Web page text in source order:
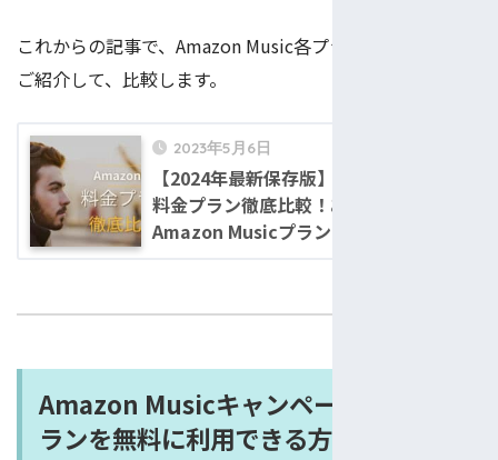
これからの記事で、Amazon Music各プランをより詳しく
ご紹介して、比較します。
2023年5月6日
【2024年最新保存版】Amazon Music
料金プラン徹底比較！あなたに最適な
Amazon Musicプランは？
Amazon Musicキャンペーン！有料プ
ランを無料に利用できる方法！